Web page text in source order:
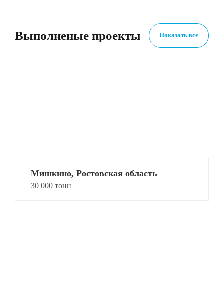
Выполненые проекты Показать все
Мишкино, Ростовская область
30 000 тонн